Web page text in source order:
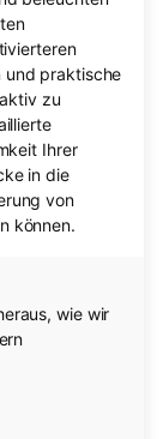
und praktische
zu
Ihrer
in die
von
können.
wie wir